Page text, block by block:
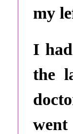
my
I
the